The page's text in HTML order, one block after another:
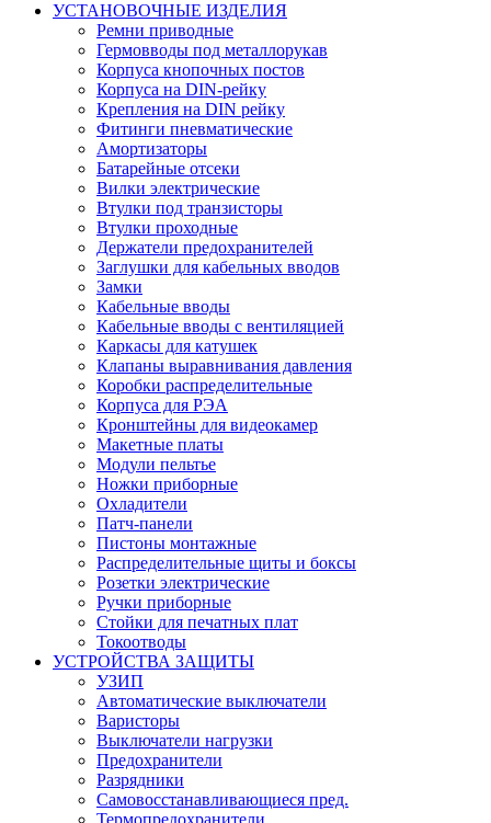
УСТАНОВОЧНЫЕ ИЗДЕЛИЯ
Ремни приводные
Гермовводы под металлорукав
Корпуса кнопочных постов
Корпуса на DIN-рейку
Крепления на DIN рейку
Фитинги пневматические
Амортизаторы
Батарейные отсеки
Вилки электрические
Втулки под транзисторы
Втулки проходные
Держатели предохранителей
Заглушки для кабельных вводов
Замки
Кабельные вводы
Кабельные вводы с вентиляцией
Каркасы для катушек
Клапаны выравнивания давления
Коробки распределительные
Корпуса для РЭА
Кронштейны для видеокамер
Макетные платы
Модули пельтье
Ножки приборные
Охладители
Патч-панели
Пистоны монтажные
Распределительные щиты и боксы
Розетки электрические
Ручки приборные
Стойки для печатных плат
Токоотводы
УСТРОЙСТВА ЗАЩИТЫ
УЗИП
Автоматические выключатели
Варисторы
Выключатели нагрузки
Предохранители
Разрядники
Самовосстанавливающиеся пред.
Термопредохранители